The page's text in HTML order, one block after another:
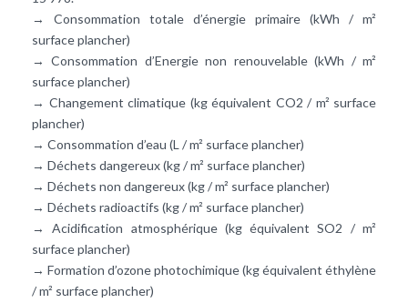
→ Consommation totale d’énergie primaire (kWh / m²
surface plancher)
→ Consommation d’Energie non renouvelable (kWh / m²
surface plancher)
→ Changement climatique (kg équivalent CO2 / m² surface
plancher)
→ Consommation d’eau (L / m² surface plancher)
→ Déchets dangereux (kg / m² surface plancher)
→ Déchets non dangereux (kg / m² surface plancher)
→ Déchets radioactifs (kg / m² surface plancher)
→ Acidification atmosphérique (kg équivalent SO2 / m²
surface plancher)
→ Formation d’ozone photochimique (kg équivalent éthylène
/ m² surface plancher)